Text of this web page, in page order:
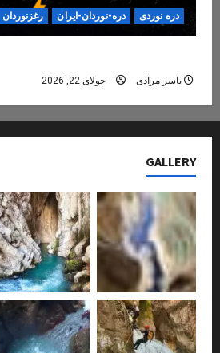
دره نوردی دره-نوردان-ایران رغزنوردان
یاسر مرادی جولای 22, 2026
GALLERY